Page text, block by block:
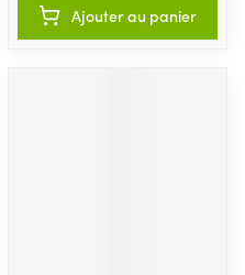
Ajouter au panier